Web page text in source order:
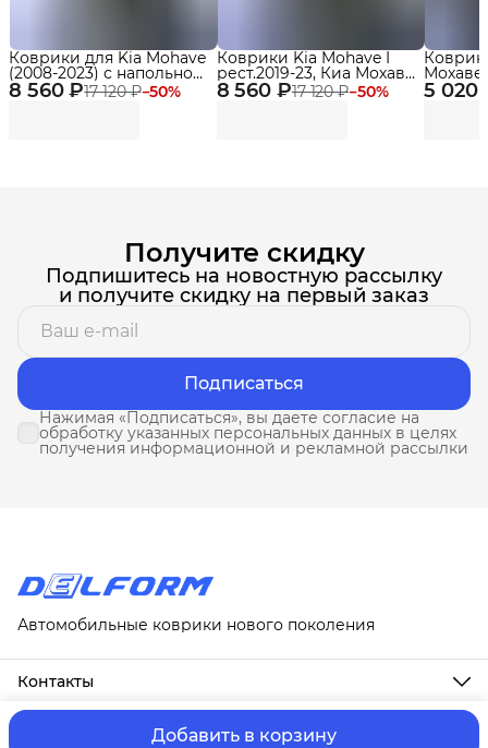
Добавить в корзину
8 560 ₽17 120 ₽−50%
Коврики для Kia Mohave
(2008-2023) с напольной
педалью Premium ("EVA
3D") в cалон
8 560 ₽17 120 ₽−50%
Коврики Kia Mohave I
рест.2019-23, Киа Мохаве
с подвесной педалью и
бортиками, эва, eva
5 020
Коврик
Мохаве
Mohave
Получите скидку
Подпишитесь на новостную рассылку
и получите скидку на первый заказ
Подписаться
Нажимая «Подписаться», вы даете согласие на
обработку указанных персональных данных в целях
получения информационной и рекламной рассылки
Автомобильные коврики нового поколения
Контакты
Адрес
г. Москва, ул. Новослободская, д. 20, 1А
ⓒ ИП Третьякова Т.А.Оплата и Доставка